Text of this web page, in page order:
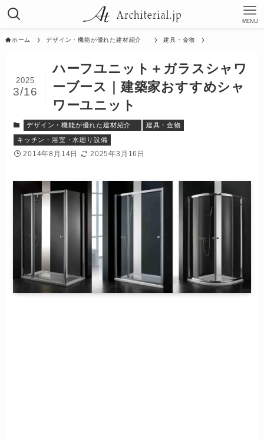
MENU
ホーム デザイン・機能が優れた建材紹介 建具・金物
ハーフユニット＋ガラスシャワ
ーブース｜建築家おすすめシャ
ワーユニット
2025
3/16
デザイン・機能が優れた建材紹介 建具・金物
キッチン・浴室・水廻り設備
2014年8月14日 2025年3月16日